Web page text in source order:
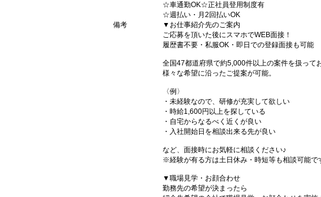
☆車通勤OK☆正社員登用制度有
☆週払い・月2回払いOK
備考
▼お仕事紹介先のご案内
ご応募を頂いた後にスマホでWEB面接！
履歴書不要・私服OK・即日での登録面接も可能
全国47都道府県で約5,000件以上の案件を扱って
様々な希望に沿ったご提案が可能。
〈例〉
・未経験なので、研修が充実して欲しい
・時給1,600円以上を探している
・自宅からなるべく近くが良い
・入社開始日を相談出来る先が良い
など、面接時にお気軽に相談ください♪
※経験が有る方は土日休み・時短等も相談可能で
▼職場見学・お顔合わせ
勤務先の希望が決まったら